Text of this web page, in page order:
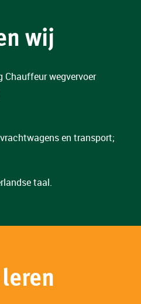
wij
Chauffeur wegvervoer
en transport;
taal.